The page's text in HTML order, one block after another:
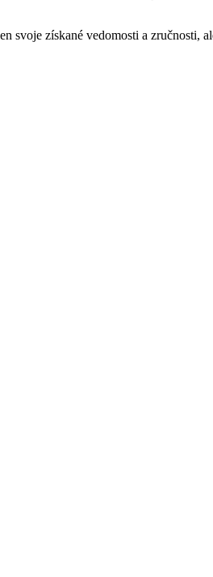
získané vedomosti a zručnosti,